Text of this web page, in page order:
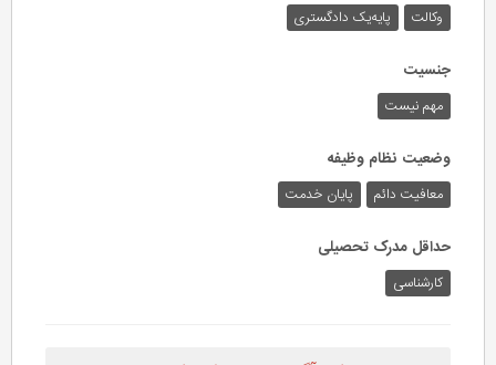
وکالت پایه‌یک دادگستری
جنسیت
مهم نیست
وضعیت نظام وظیفه
معافیت دائم پایان خدمت
حداقل مدرک تحصیلی
کارشناسی